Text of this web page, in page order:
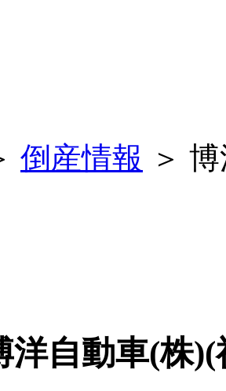
倒産情報 ＞
洋自動車(株